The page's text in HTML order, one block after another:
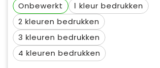
Onbewerkt
1
2
3
4